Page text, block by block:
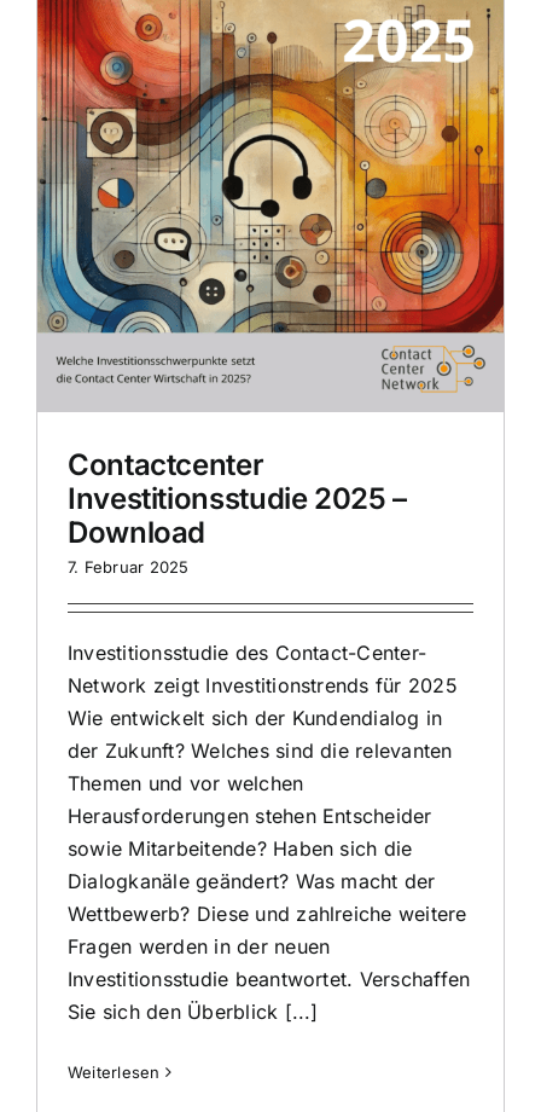
Contactcenter
Investitionsstudie 2025 –
Download
7. Februar 2025
Investitionsstudie des Contact-Center-
Network zeigt Investitionstrends für 2025
Wie entwickelt sich der Kundendialog in
der Zukunft? Welches sind die relevanten
Themen und vor welchen
Herausforderungen stehen Entscheider
sowie Mitarbeitende? Haben sich die
Dialogkanäle geändert? Was macht der
Wettbewerb? Diese und zahlreiche weitere
Fragen werden in der neuen
Investitionsstudie beantwortet. Verschaffen
Sie sich den Überblick [...]
Weiterlesen